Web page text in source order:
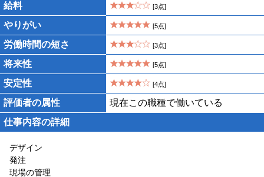
給料
[3点]
やりがい [5点]
労働時間の短さ [3点]
将来性 [5点]
安定性 [4点]
評価者の属性
現在この職種で働いている
仕事内容の詳細
デザイン
発注
現場の管理